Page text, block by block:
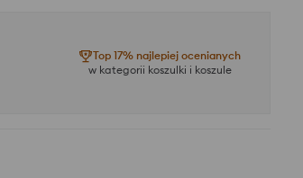
Top 17% najlepiej ocenianych
w kategorii koszulki i koszule